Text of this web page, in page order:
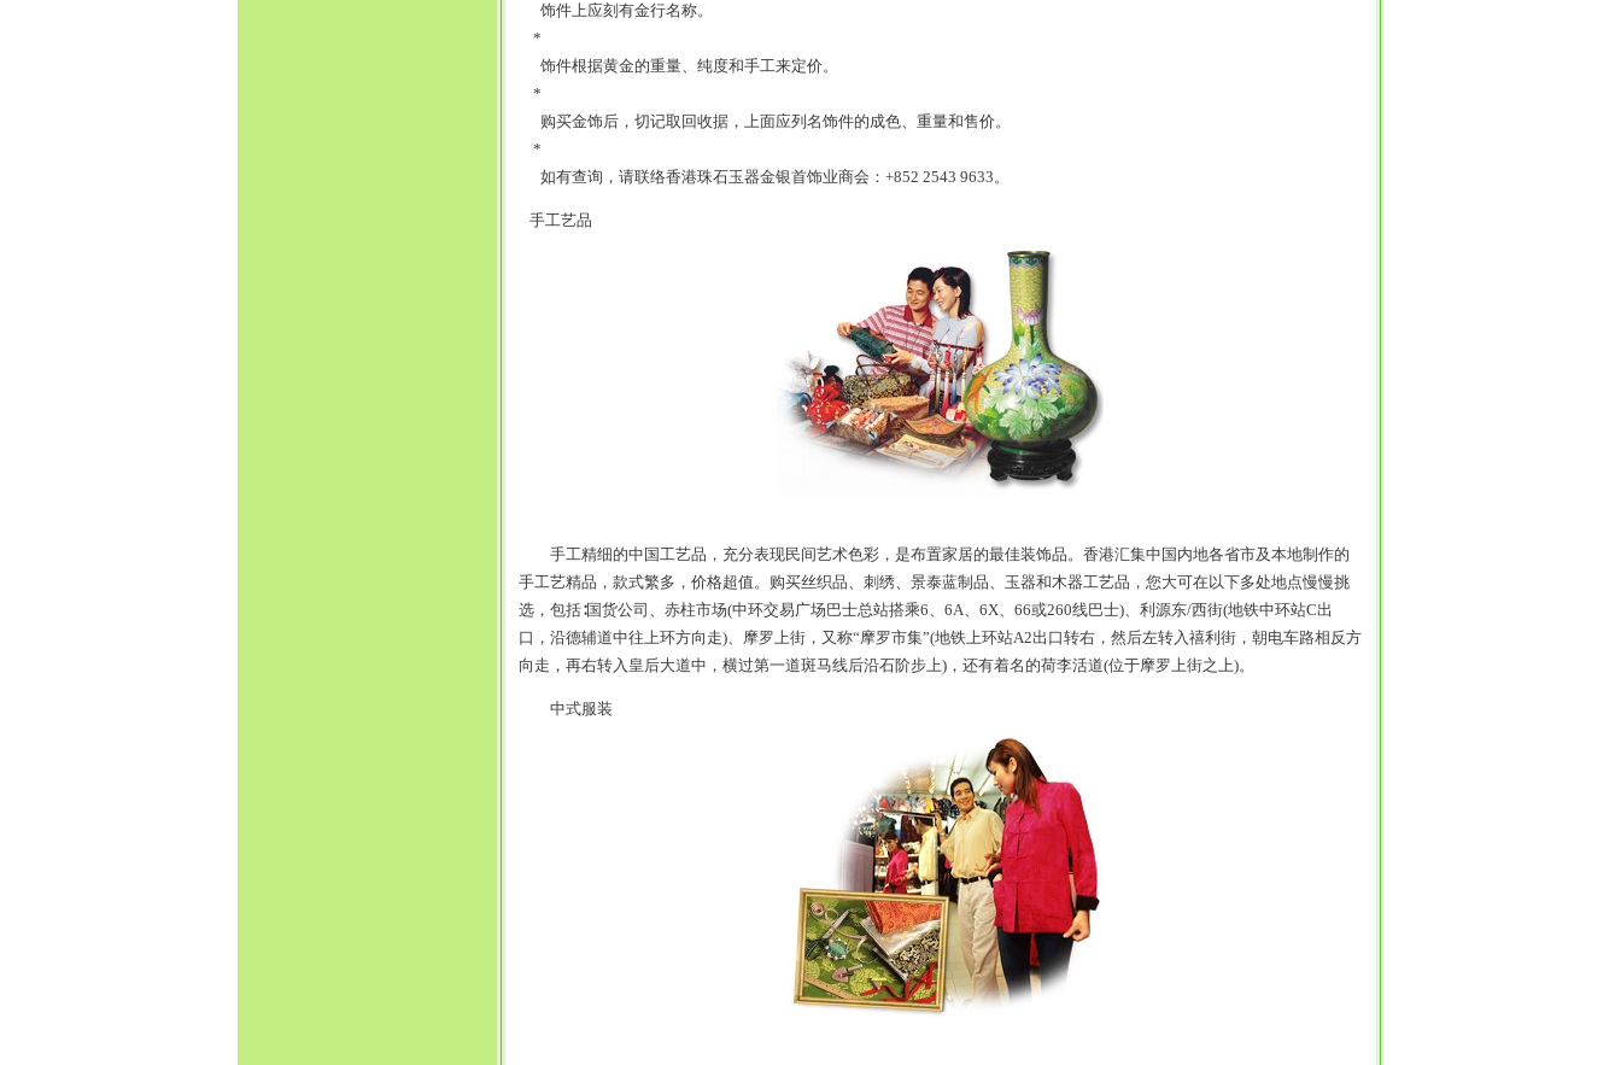
饰件上应刻有金行名称。
*
饰件根据黄金的重量、纯度和手工来定价。
*
购买金饰后，切记取回收据，上面应列名饰件的成色、重量和售价。
*
如有查询，请联络香港珠石玉器金银首饰业商会：+852 2543 9633。
手工艺品
手工精细的中国工艺品，充分表现民间艺术色彩，是布置家居的最佳装饰品。香港汇集中国内地各省市及本地制作的
手工艺精品，款式繁多，价格超值。购买丝织品、刺绣、景泰蓝制品、玉器和木器工艺品，您大可在以下多处地点慢慢挑
选，包括∶国货公司、赤柱市场(中环交易广场巴士总站搭乘6、6A、6X、66或260线巴士)、利源东/西街(地铁中环站C出
口，沿德辅道中往上环方向走)、摩罗上街，又称“摩罗市集”(地铁上环站A2出口转右，然后左转入禧利街，朝电车路相反方
向走，再右转入皇后大道中，横过第一道斑马线后沿石阶步上)，还有着名的荷李活道(位于摩罗上街之上)。
中式服装